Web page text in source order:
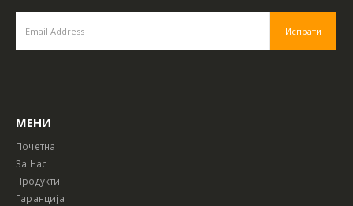
МЕНИ
Почетна
За Нас
Продукти
Гаранција